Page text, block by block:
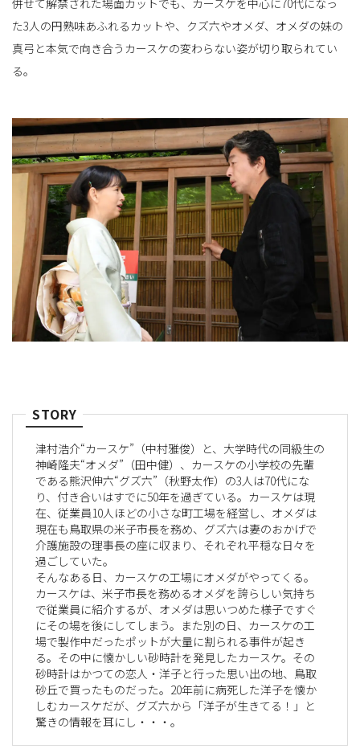
た3人の円熟味あふれるカットや、クズ六やオメダ、オメダの妹の
真弓と本気で向き合うカースケの変わらない姿が切り取られてい
る。
STORY
津村浩介“カースケ”（中村雅俊）と、大学時代の同級生の
神崎隆夫“オメダ”（田中健）、カースケの小学校の先輩
である熊沢伸六“グズ六”（秋野太作）の3人は70代にな
り、付き合いはすでに50年を過ぎている。カースケは現
在、従業員10人ほどの小さな町工場を経営し、オメダは
現在も鳥取県の米子市長を務め、グズ六は妻のおかげで
介護施設の理事長の座に収まり、それぞれ平穏な日々を
過ごしていた。
そんなある日、カースケの工場にオメダがやってくる。
カースケは、米子市長を務めるオメダを誇らしい気持ち
で従業員に紹介するが、オメダは思いつめた様子ですぐ
にその場を後にしてしまう。また別の日、カースケの工
場で製作中だったポットが大量に割られる事件が起き
る。その中に懐かしい砂時計を発見したカースケ。その
砂時計はかつての恋人・洋子と行った思い出の地、鳥取
砂丘で買ったものだった。20年前に病死した洋子を懐か
しむカースケだが、グズ六から「洋子が生きてる！」と
驚きの情報を耳にし・・・。